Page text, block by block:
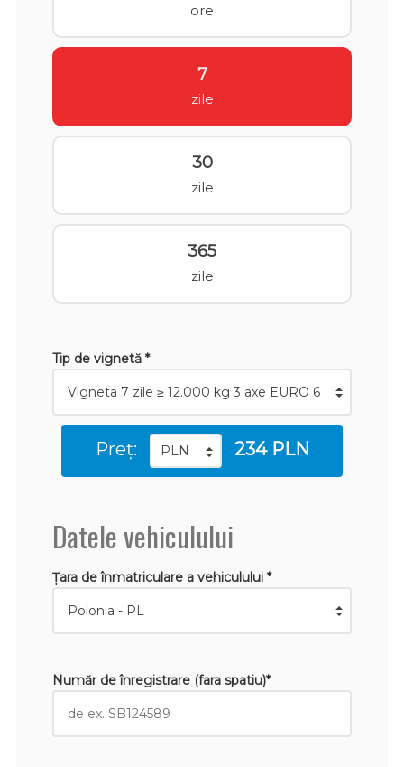
ore
7
zile
30
zile
365
zile
Tip de vignetă *
Preț: 234 PLN
Datele vehiculului
Țara de înmatriculare a vehiculului *
Număr de înregistrare (fara spatiu)*